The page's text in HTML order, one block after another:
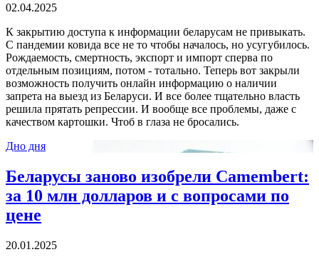
02.04.2025
К закрытию доступа к информации беларусам не привыкать.
С пандемии ковида все не то чтобы началось, но усугубилось.
Рождаемость, смертность, экспорт и импорт сперва по
отдельным позициям, потом - тотально. Теперь вот закрыли
возможность получить онлайн информацию о наличии
запрета на выезд из Беларуси. И все более тщательно власть
решила прятать репрессии. И вообще все проблемы, даже с
качеством картошки. Чтоб в глаза не бросались.
Дно дня
Беларусы заново изобрели Camembert:
за 10 млн долларов и с вопросами по
цене
20.01.2025